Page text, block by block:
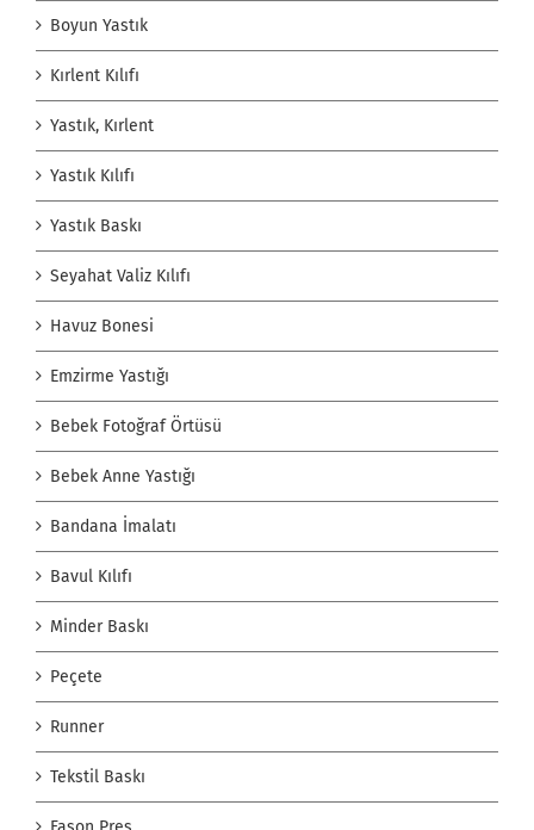
Boyun Yastık
Kırlent Kılıfı
Yastık, Kırlent
Yastık Kılıfı
Yastık Baskı
Seyahat Valiz Kılıfı
Havuz Bonesi
Emzirme Yastığı
Bebek Fotoğraf Örtüsü
Bebek Anne Yastığı
Bandana İmalatı
Bavul Kılıfı
Minder Baskı
Peçete
Runner
Tekstil Baskı